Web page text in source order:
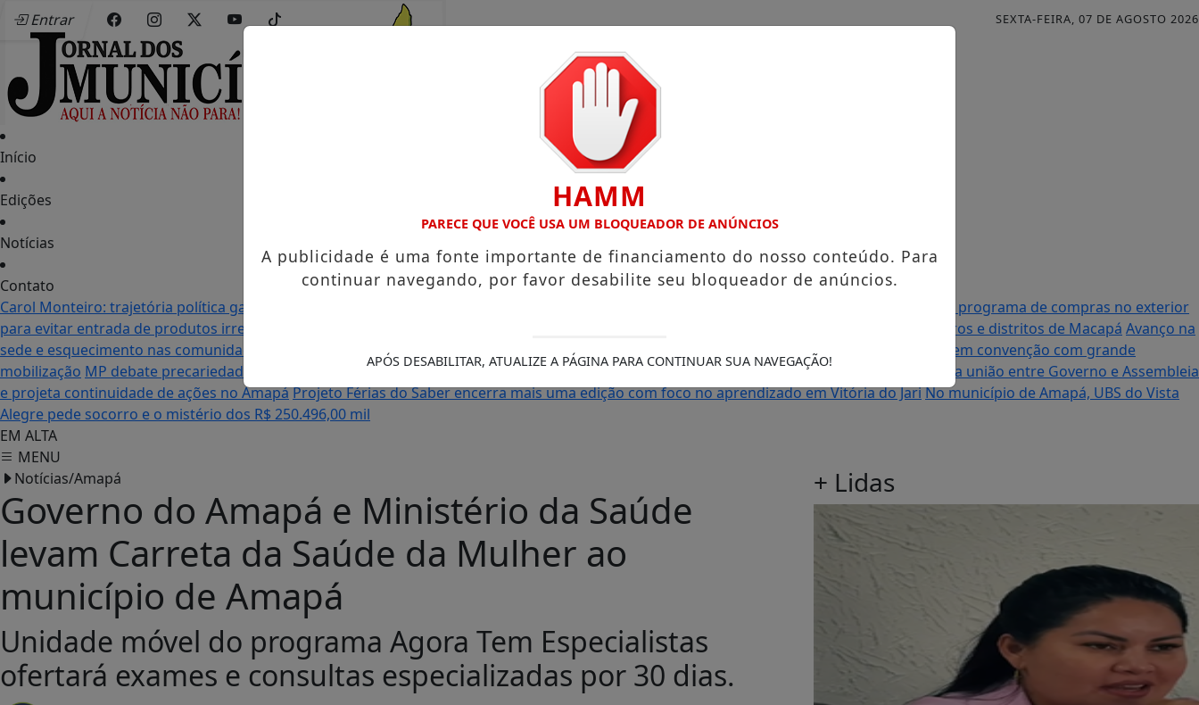
Entrar SEXTA-FEIRA, 07 DE AGOSTO 2026
Início
Edições
Notícias
Contato
Carol Monteiro: trajetória política ganha destaque em Porto Grande com atuação voltada ao município
Receita Federal anuncia mudanças no programa de compras no exterior
para evitar entrada de produtos irregulares
Seletiva do Musa e Mister Verão 2026 segue definindo finalistas do concurso contemplando bairros e distritos de Macapá Avanço na
sede e esquecimento nas comunidades: as duas realidades de Amapá
MDB oficializa candidatura de Carol Monteiro à Assembleia Legislativa em convenção com grande
mobilização MP debate precariedade de energia elétrica com comunidades da BR-210 em Pedra Branca do AmapariSenador Randolfe destaca união entre Governo e Assembleia
e projeta continuidade de ações no AmapáProjeto Férias do Saber encerra mais uma edição com foco no aprendizado em Vitória do JariNo município de Amapá, UBS do Vista
Alegre pede socorro e o mistério dos R$ 250.496,00 mil
EM ALTA
MENU
Notícias/Amapá
Governo do Amapá e Ministério da Saúde
levam Carreta da Saúde da Mulher ao
município de Amapá
Unidade móvel do programa Agora Tem Especialistas
ofertará exames e consultas especializadas por 30 dias.
+ Lidas
HAMM
PARECE QUE VOCÊ USA UM BLOQUEADOR DE ANÚNCIOS
A publicidade é uma fonte importante de financiamento do nosso conteúdo. Para
continuar navegando, por favor desabilite seu bloqueador de anúncios.
APÓS DESABILITAR, ATUALIZE A PÁGINA PARA CONTINUAR SUA NAVEGAÇÃO!